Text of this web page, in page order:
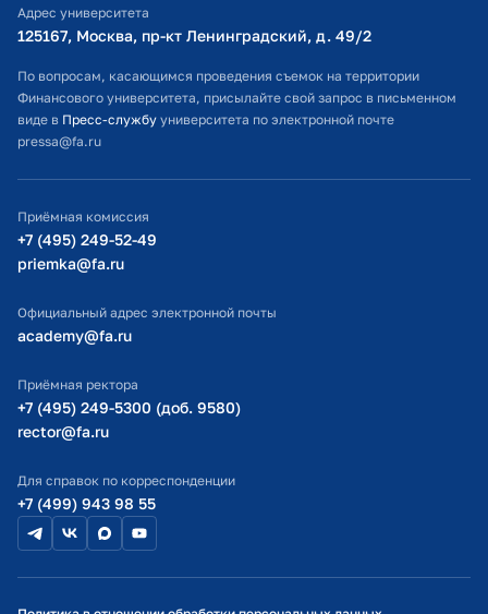
Оплата обучения
Расписание занятий
Студенческий офис
Официальный адрес электронной почты
Министерство просвещения РФ
Министерство науки и высшего образования РФ
Адрес университета
125167, Москва, пр-кт Ленинградский, д. 49/2​
По вопросам, касающимся проведения съемок на территории
Финансового университета, присылайте свой запрос в письменном
виде в Пресс-службу университета по электронной почте
pressa@fa.ru
Приёмная комиссия
+7 (495) 249-52-49
priemka@fa.ru
Официальный адрес электронной почты
academy@fa.ru
Приёмная ректора
+7 (495) 249-5300 (доб. 9580)
rector@fa.ru
Для справок по корреспонденции
+7 (499) 943 98 55